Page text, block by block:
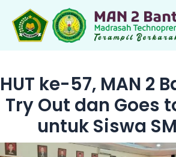
konten
HUT ke-57, MAN 2
Try Out dan Goes
untuk Siswa